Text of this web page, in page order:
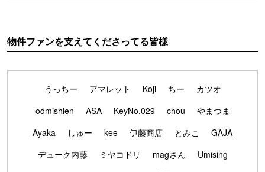
物件ファンを支えてくださってる皆様
うっちー アマレット Koji ちー
カツオ
odmishien
ASA KeyNo.029 chou
やまつま
Ayaka
しゅー kee 伊藤商店 とみこ
GAJA
デューク内藤
ミヤコドリ magさん
Umising